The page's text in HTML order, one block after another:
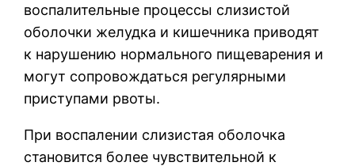
воспалительные процессы слизистой
оболочки желудка и кишечника приводят
к нарушению нормального пищеварения и
могут сопровождаться регулярными
приступами рвоты.
При воспалении слизистая оболочка
становится более чувствительной к